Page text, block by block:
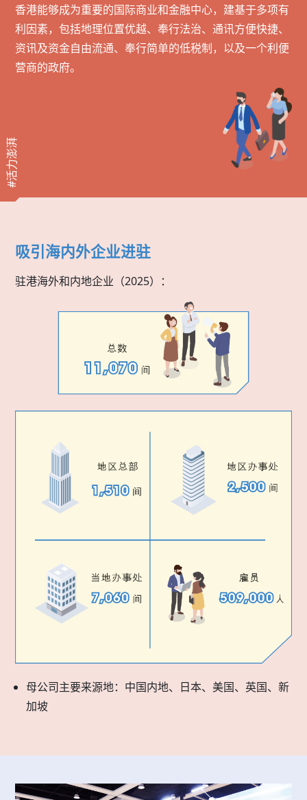
香港能够成为重要的国际商业和金融中心，建基于多项有
利因素，包括地理位置优越、奉行法治、通讯方便快捷、
资讯及资金自由流通、奉行简单的低税制，以及一个利便
营商的政府。
#活力澎湃
吸引海内外企业进驻
驻港海外和内地企业（2025）：
母公司主要来源地：中国内地、日本、美国、英国、新
加坡